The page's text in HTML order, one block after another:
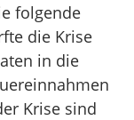
folgende
die Krise
in die
Krise sind